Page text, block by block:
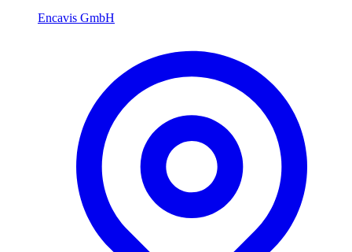
Encavis GmbH